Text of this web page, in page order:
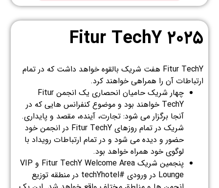
Fitur TechY ۲۰۲۵
Fitur TechY هفت شریک بالقوه خواهد داشت که در تمام
ارتباطات آن را همراهی خواهند کرد.
چهار شریک حامیان انحصاری یک انجمن Fitur
TechY خواهند بود و موضوع کنفرانس هایی که در
آنجا برگزار می شود: تجارت، آینده، مقصد و پایداری.
شریک در تمام روزهای Fitur TechY در انجمن خود
حضور و دیده می شود و در تمام ارتباطات رویداد با
لوگوی خود همراه خواهد بود.
پنجمین شریک Fitur TechY Welcome Area و VIP
Lounge در ورودی #techYhotel در منطقه توزیع